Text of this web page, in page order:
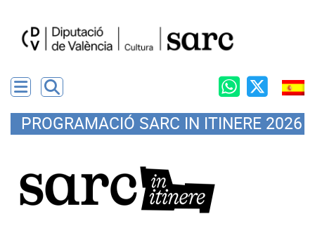
PROGRAMACIÓ SARC IN ITINERE 2026